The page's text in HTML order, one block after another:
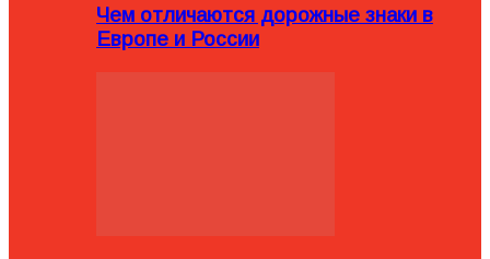
Чем отличаются дорожные знаки в
Европе и России